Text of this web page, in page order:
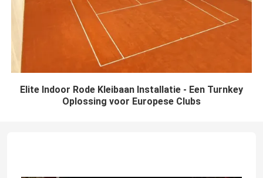
Elite Indoor Rode Kleibaan Installatie - Een Turnkey
Oplossing voor Europese Clubs